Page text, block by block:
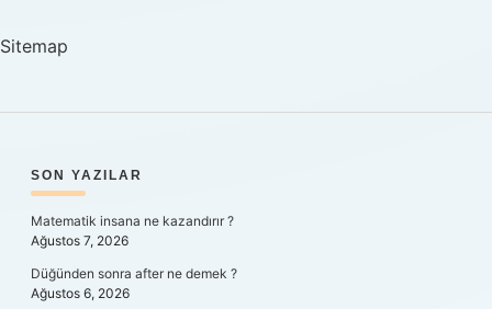
Sitemap
SIDEBAR
SON YAZILAR
Matematik insana ne kazandırır ?
Ağustos 7, 2026
Düğünden sonra after ne demek ?
Ağustos 6, 2026